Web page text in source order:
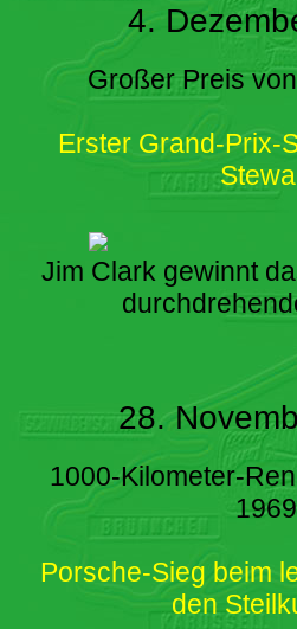
4.
Großer Preis
Erster Grand-Prix-
Jim Clark gewinnt
28.
1000-Kilometer-
1969
Porsche-Sieg beim
den